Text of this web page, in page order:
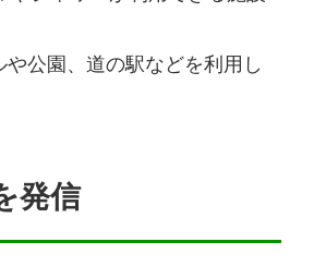
公園、道の駅などを利用し
発信